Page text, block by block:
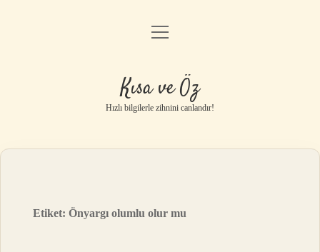
Anasayfa
Gizlilik Politikası
Yasal Uyarı
menüyü
Kısa ve Öz
Hızlı bilgilerle zihnini canlandır!
Etiket:Önyargı olumlu olur mu